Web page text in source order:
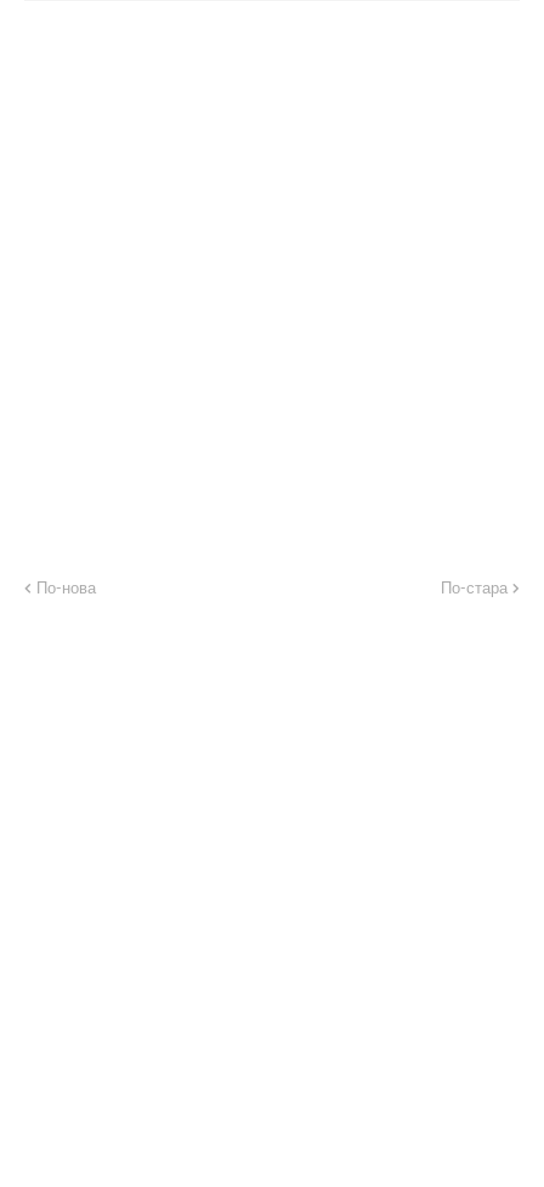
По-нова По-стара